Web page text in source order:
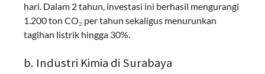
hari. Dalam 2 tahun, investasi ini berhasil mengurangi
1.200 ton CO₂ per tahun sekaligus menurunkan
tagihan listrik hingga 30%.
b. Industri Kimia di Surabaya